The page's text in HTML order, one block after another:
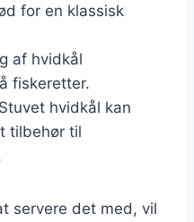
for en klassisk
af hvidkål
fiskeretter.
hvidkål kan
tilbehør til
servere det med, vil